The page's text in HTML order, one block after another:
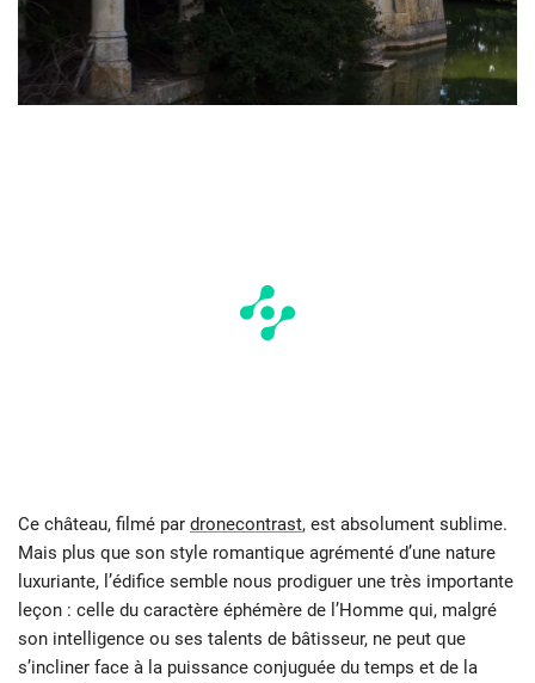
Ce château, filmé par dronecontrast, est absolument sublime.
Mais plus que son style romantique agrémenté d’une nature
luxuriante, l’édifice semble nous prodiguer une très importante
leçon : celle du caractère éphémère de l’Homme qui, malgré
son intelligence ou ses talents de bâtisseur, ne peut que
s’incliner face à la puissance conjuguée du temps et de la